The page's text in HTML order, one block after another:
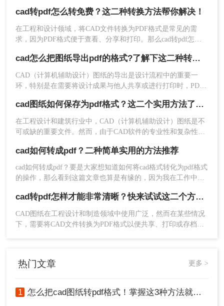
浏览器上传文件即可进行转换。这种方法适合偶尔
需要转换少量文件的用户，操作简便且无需占用电
脑资源。
件格式转换；转换速度较快。
缺点：需要上传文件到云端，可能存在隐私和
安全问题；转换质量和功能可能不如专业的
CAD转换软件。
推荐工具：转转大师在线转换工具
操作步骤：
1、对于数量不多的转换，我们可以使用在线
cad转pdf：https://pdftoword.55.la/cad2pdf/
2、打开链接进入转换界面。
的格式和布局，不易被篡改，且具备高度的可移植性，因此在
设计行业被广泛应用。那么autocad怎么输出成pdf文件​呢？本文
将介绍两种简单的方法来将AutoCAD文件转换为PDF格式，帮
cad转pdf怎么转免费？这二种转换方法帮你解决！
在工程和设计领域，将CAD文件转换为PDF格式是常见的需
求，因为PDF格式便于查看、分享和打印。那么cad转pdf怎么
轻松完成CAD转PDF的任务。
cad怎么把图纸导出pdf的格式?了解下这二种转换方法！
CAD（计算机辅助设计）图纸的导出是设计流程中的重要一
环，特别是在需要将设计成果与他人共享或进行打印时，PDF
把图纸导出pdf的格式呢？本文将介绍两种将CAD图纸导出为
PDF格式的方法。
cad图纸如何保存为pdf格式？这二个实用方法了解一下！
在工程设计和建筑行业中，CAD（计算机辅助设计）图纸是不
可或缺的重要文件。然而，由于CAD软件的专业性和复杂性，
或存档。本文将详细介绍CAD图纸如何保存为PDF格式，帮助
您轻松应对不同场景下的需求。
cad如何转成pdf？二种简单实用的方法推荐
cad如何转成pdf？要是大家想知道如何将cad格式转化为pdf格式
的操作，那么看到这篇文章也算是有缘的，因为我在工作中常
者进行格式转换。所以小编对cad文档转成pdf文件操作非常熟
悉，知道有什么格式转换的操作方法是比较实用的，新手小白
也可以快速开始的操作方法。下面就来看看吧。
cad转pdf怎样才能非常清晰？快来试试这二个方法出高清图纸！
CAD图纸在工程设计和制造领域中使用广泛，然而在某些情况
下，需要将CAD文件转换为PDF格式以便共享、打印或存档。
热门文章 更多 >
1 怎么把cad图纸转pdf格式！掌握这3种方法就可以